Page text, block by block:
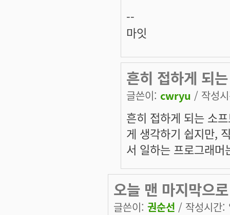
--
마잇
흔히 접하게 되는
글쓴이: cwryu / 작성
흔히 접하게 되는 소
게 생각하기 쉽지만,
서 일하는 프로그래
오늘 맨 마지막으로
글쓴이: 권순선 / 작성시간